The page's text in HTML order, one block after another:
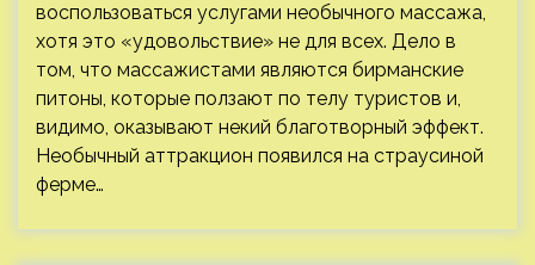
воспользоваться услугами необычного массажа,
хотя это «удовольствие» не для всех. Дело в
том, что массажистами являются бирманские
питоны, которые ползают по телу туристов и,
видимо, оказывают некий благотворный эффект.
Необычный аттракцион появился на страусиной
ферме…